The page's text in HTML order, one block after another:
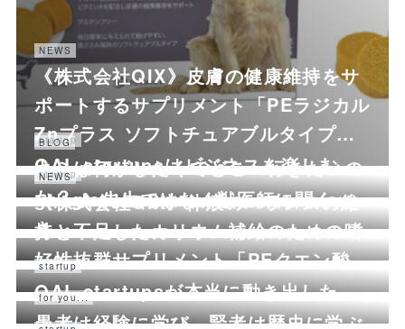
NEWS
《株式会社QIX》皮膚の健康維持をサ
ポートするサプリメント「PEラジカル
Znプラス ソフトチュアブルタイプ…
startup
QAL startupsはビジネスを楽しむ
BLOG
キミは何がしたくてどこへ行きたいの
か？
startup
google先生ではなく獣医師に聞くべ
き
NEWS
《株式会社QIX》体液のバランスの維
持と不足したカリウム補給のための嗜
好性抜群サプリメント「PEクエン酸…
startup
QAL startupsが本当に動き出した
for you...
愚者は経験に学び、賢者は歴史に学ぶ